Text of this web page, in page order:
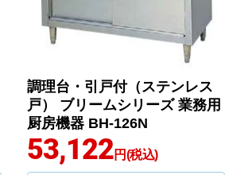
調理台・引戸付（ステンレス
戸） ブリームシリーズ 業務用
厨房機器 BH-126N
53,122円(税込)